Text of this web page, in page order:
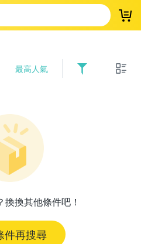
登
最高人氣
換其他條件吧！
件再搜尋